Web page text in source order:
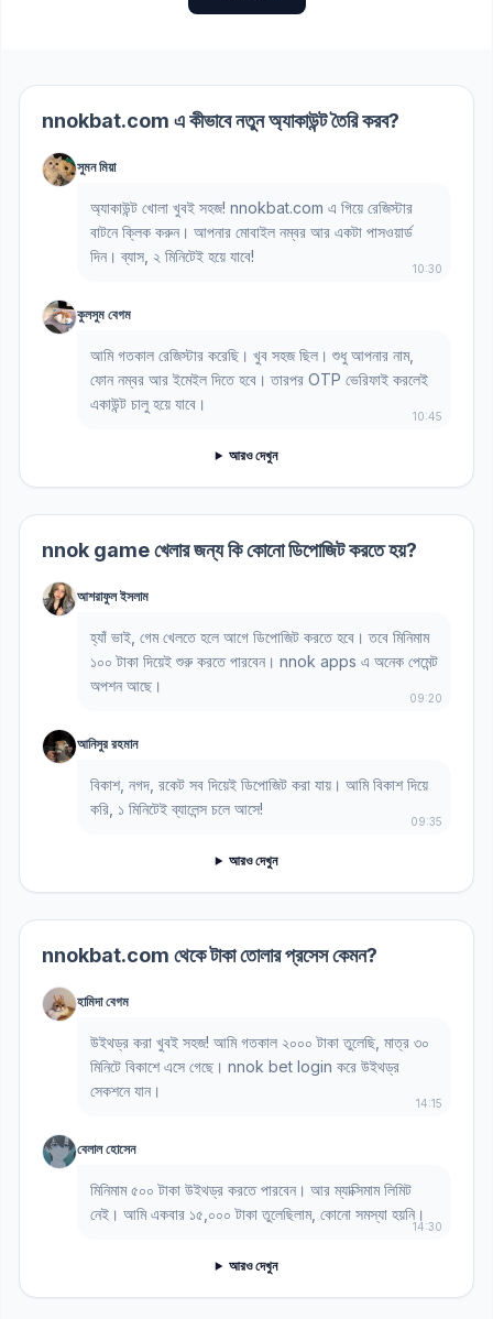
nnokbat.com এ কীভাবে নতুন অ্যাকাউন্ট তৈরি করব?
সুমন মিয়া
অ্যাকাউন্ট খোলা খুবই সহজ! nnokbat.com এ গিয়ে রেজিস্টার
বাটনে ক্লিক করুন। আপনার মোবাইল নম্বর আর একটা পাসওয়ার্ড
দিন। ব্যাস, ২ মিনিটেই হয়ে যাবে!
10:30
কুলসুম বেগম
আমি গতকাল রেজিস্টার করেছি। খুব সহজ ছিল। শুধু আপনার নাম,
ফোন নম্বর আর ইমেইল দিতে হবে। তারপর OTP ভেরিফাই করলেই
একাউন্ট চালু হয়ে যাবে।
10:45
আরও দেখুন
nnok game খেলার জন্য কি কোনো ডিপোজিট করতে হয়?
আশরাফুল ইসলাম
হ্যাঁ ভাই, গেম খেলতে হলে আগে ডিপোজিট করতে হবে। তবে মিনিমাম
১০০ টাকা দিয়েই শুরু করতে পারবেন। nnok apps এ অনেক পেমেন্ট
অপশন আছে।
09:20
আনিসুর রহমান
বিকাশ, নগদ, রকেট সব দিয়েই ডিপোজিট করা যায়। আমি বিকাশ দিয়ে
করি, ১ মিনিটেই ব্যালেন্স চলে আসে!
09:35
আরও দেখুন
nnokbat.com থেকে টাকা তোলার প্রসেস কেমন?
হামিদা বেগম
উইথড্র করা খুবই সহজ! আমি গতকাল ২০০০ টাকা তুলেছি, মাত্র ৩০
মিনিটে বিকাশে এসে গেছে। nnok bet login করে উইথড্র
সেকশনে যান।
14:15
বেলাল হোসেন
মিনিমাম ৫০০ টাকা উইথড্র করতে পারবেন। আর ম্যাক্সিমাম লিমিট
নেই। আমি একবার ১৫,০০০ টাকা তুলেছিলাম, কোনো সমস্যা হয়নি।
14:30
আরও দেখুন